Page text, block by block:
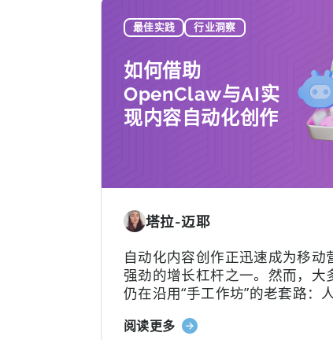
何
选
择
MMP：
避
免
错
最佳实践 行业洞察
如何借助
OpenClaw与AI实
现内容自动化创作
塔拉-迈耶
自动化内容创作正迅速成为移动
强劲的增长杠杆之一。然而，大
仍在沿用“手工作坊”的老套路：
于应对不断加速的内容更新节奏。
阅读更多关